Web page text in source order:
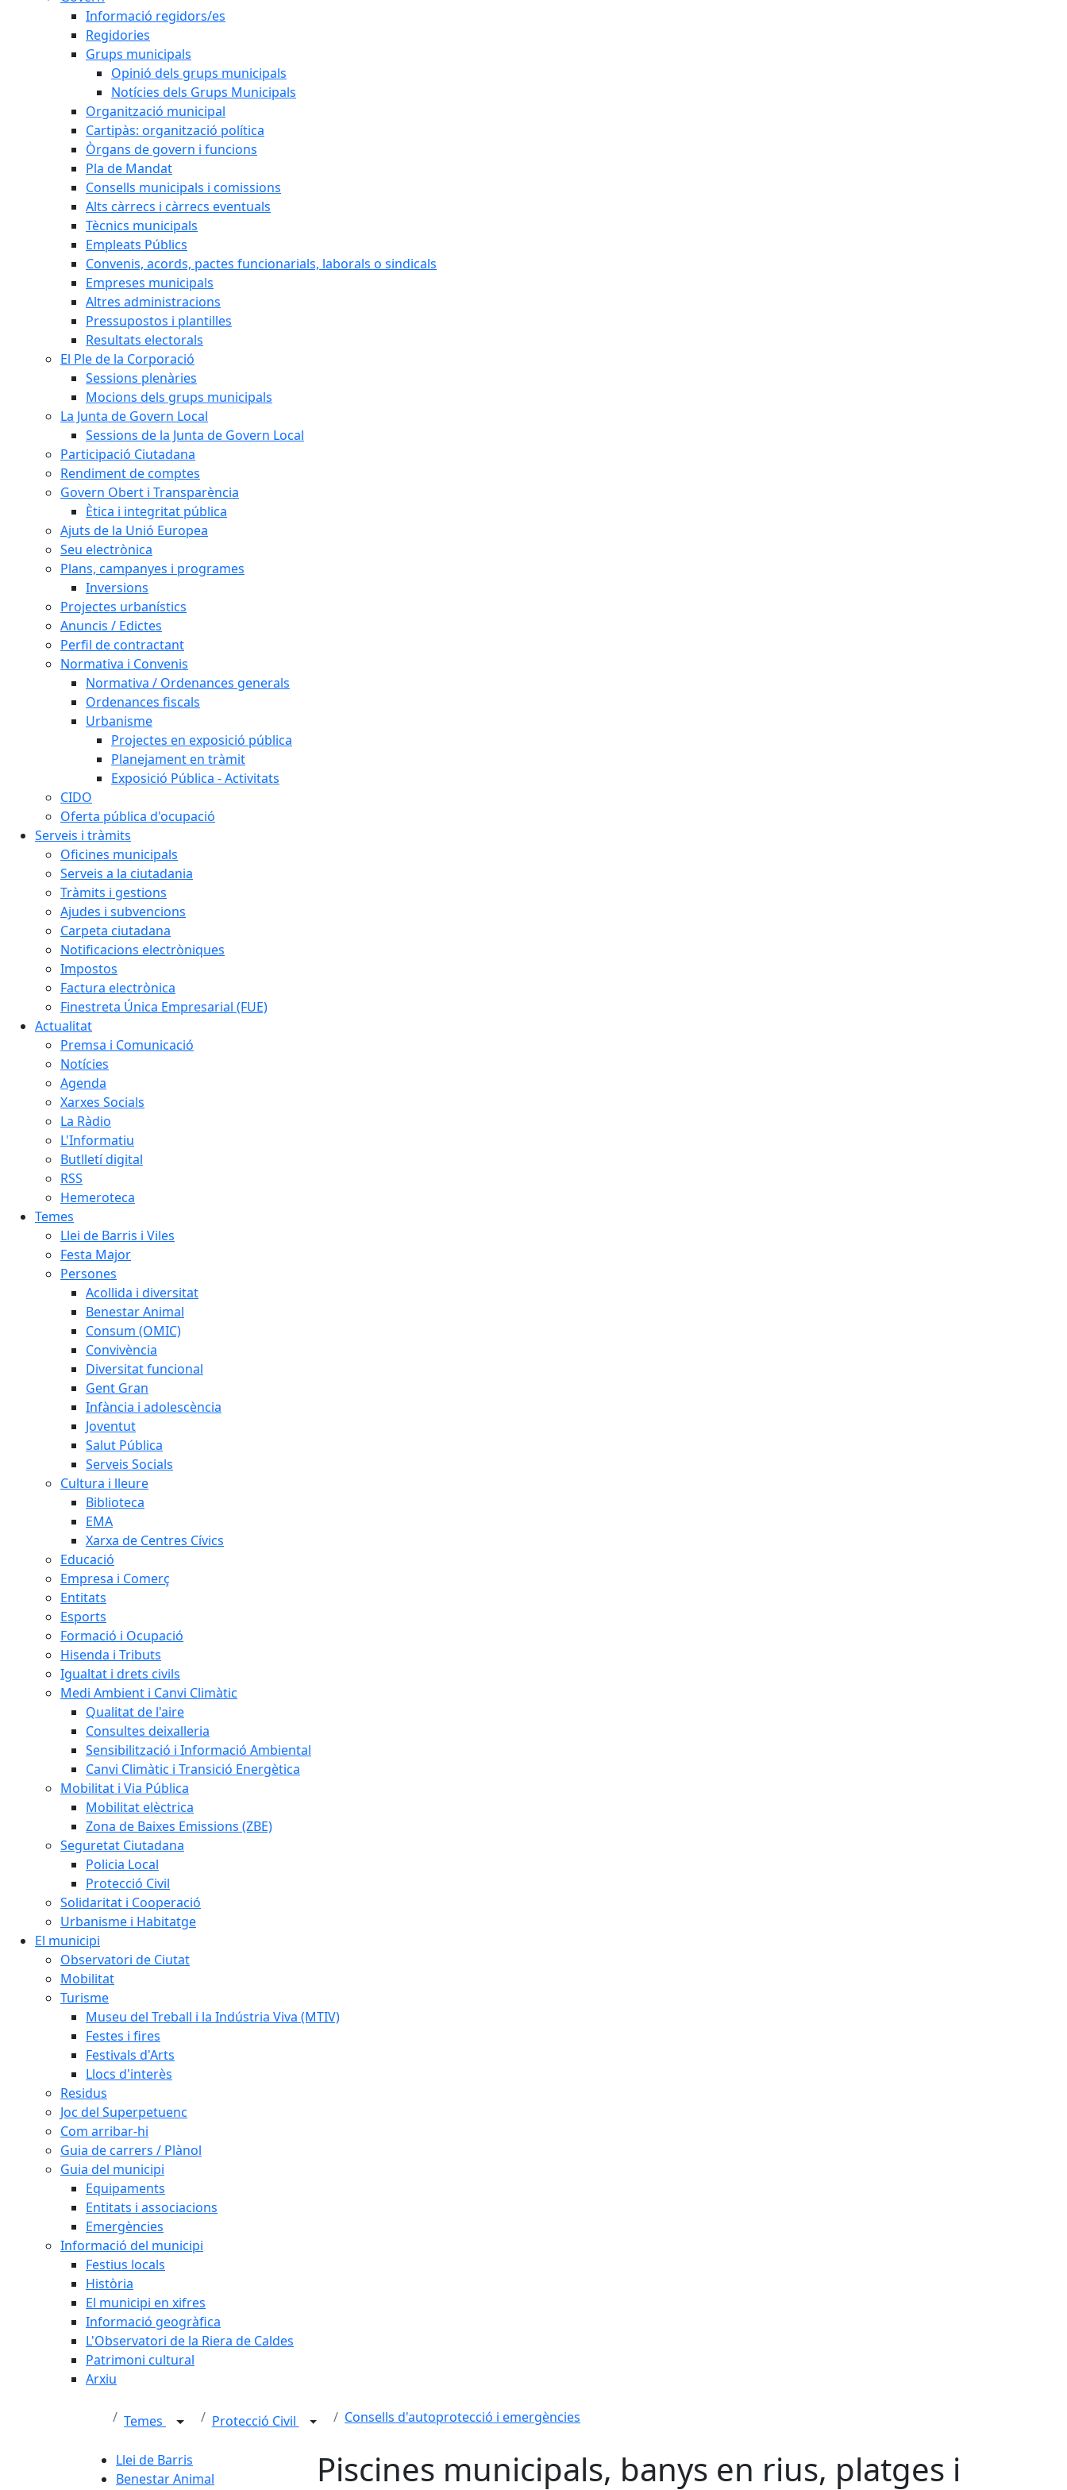
Informació regidors/es
Regidories
Grups municipals
Opinió dels grups municipals
Notícies dels Grups Municipals
Organització municipal
Cartipàs: organització política
Òrgans de govern i funcions
Pla de Mandat
Consells municipals i comissions
Alts càrrecs i càrrecs eventuals
Tècnics municipals
Empleats Públics
Convenis, acords, pactes funcionarials, laborals o sindicals
Empreses municipals
Altres administracions
Pressupostos i plantilles
Resultats electorals
El Ple de la Corporació
Sessions plenàries
Mocions dels grups municipals
La Junta de Govern Local
Sessions de la Junta de Govern Local
Participació Ciutadana
Rendiment de comptes
Govern Obert i Transparència
Ètica i integritat pública
Ajuts de la Unió Europea
Seu electrònica
Plans, campanyes i programes
Inversions
Projectes urbanístics
Anuncis / Edictes
Perfil de contractant
Normativa i Convenis
Normativa / Ordenances generals
Ordenances fiscals
Urbanisme
Projectes en exposició pública
Planejament en tràmit
Exposició Pública - Activitats
CIDO
Oferta pública d'ocupació
Serveis i tràmits
Oficines municipals
Serveis a la ciutadania
Tràmits i gestions
Ajudes i subvencions
Carpeta ciutadana
Notificacions electròniques
Impostos
Factura electrònica
Finestreta Única Empresarial (FUE)
Actualitat
Premsa i Comunicació
Notícies
Agenda
Xarxes Socials
La Ràdio
L'Informatiu
Butlletí digital
RSS
Hemeroteca
Temes
Llei de Barris i Viles
Festa Major
Persones
Acollida i diversitat
Benestar Animal
Consum (OMIC)
Convivència
Diversitat funcional
Gent Gran
Infància i adolescència
Joventut
Salut Pública
Serveis Socials
Cultura i lleure
Biblioteca
EMA
Xarxa de Centres Cívics
Educació
Empresa i Comerç
Entitats
Esports
Formació i Ocupació
Hisenda i Tributs
Igualtat i drets civils
Medi Ambient i Canvi Climàtic
Qualitat de l'aire
Consultes deixalleria
Sensibilització i Informació Ambiental
Canvi Climàtic i Transició Energètica
Mobilitat i Via Pública
Mobilitat elèctrica
Zona de Baixes Emissions (ZBE)
Seguretat Ciutadana
Policia Local
Protecció Civil
Solidaritat i Cooperació
Urbanisme i Habitatge
El municipi
Observatori de Ciutat
Mobilitat
Turisme
Museu del Treball i la Indústria Viva (MTIV)
Festes i fires
Festivals d'Arts
Llocs d'interès
Residus
Joc del Superpetuenc
Com arribar-hi
Guia de carrers / Plànol
Guia del municipi
Equipaments
Entitats i associacions
Emergències
Informació del municipi
Festius locals
Història
El municipi en xifres
Informació geogràfica
L'Observatori de la Riera de Caldes
Patrimoni cultural
Arxiu
Temes Protecció Civil Consells d'autoprotecció i emergències
Llei de Barris
Benestar Animal
Piscines municipals, banys en rius, platges i